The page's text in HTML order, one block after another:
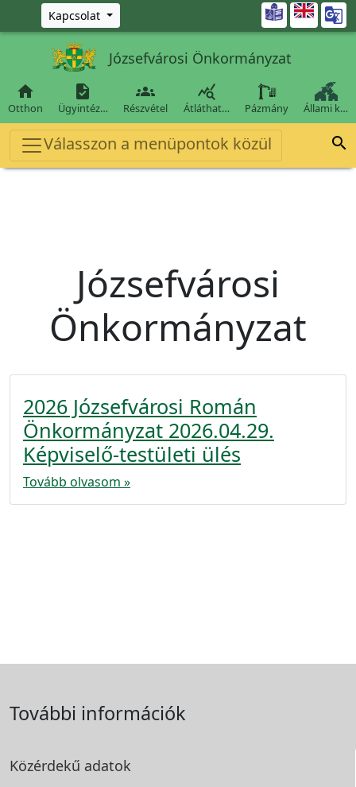
Ugrás a fő tartalomra
Kapcsolat 
Józsefvárosi Önkormányzat

Otthon

Ügyintéz…

Részvétel

Átláthat… Pázmány Állami k…
Válasszon a menüpontok közül 
Józsefvárosi
Önkormányzat
2026 Józsefvárosi Román
Önkormányzat 2026.04.29.
Képviselő-testületi ülés
Tovább olvasom »
További információk
Közérdekű adatok